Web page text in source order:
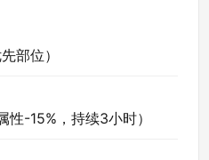
部位）
-15%，持续3小时）